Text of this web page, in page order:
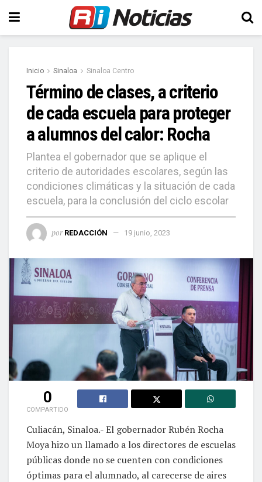
Inicio Sinaloa Sinaloa Centro
Término de clases, a criterio
de cada escuela para proteger
a alumnos del calor: Rocha
Plantea el gobernador que se aplique el
criterio de autoridades escolares, según las
condiciones climáticas y la situación de cada
escuela, para la conclusión del ciclo escolar
por REDACCIÓN 19 junio, 2023
0
COMPARTIDO
Culiacán, Sinaloa.- El gobernador Rubén Rocha
Moya hizo un llamado a los directores de escuelas
públicas donde no se cuenten con condiciones
óptimas para el alumnado, al carecerse de aires